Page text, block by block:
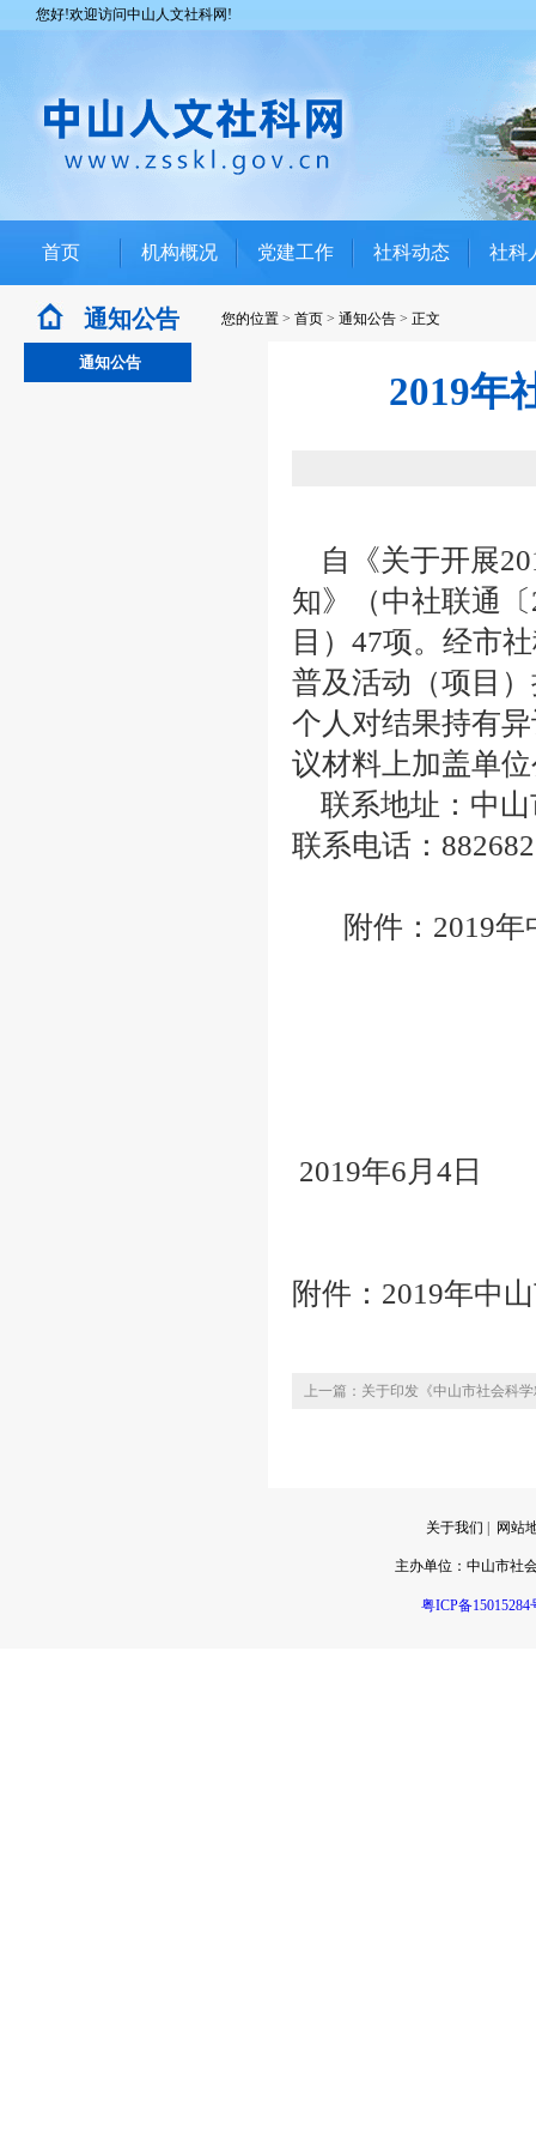
您好!欢迎访问中山人文社科网!
首页 机构概况 党建工作 社科动态 社科
通知公告 您的位置 > 首页 > 通知公告 > 正文
通知公告
2019年
自《关于开展
知》（中社联通
目）47项。经市
普及活动（项目
个人对结果持有
议材料上加盖单
联系地址：中山
联系电话：
附件：2019年
2019年6月4日
附件：2019年中
上一篇：关于印发《中山市社会科
关于我们 网站
主办单位：中山市社
粤ICP备15015284